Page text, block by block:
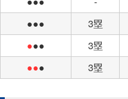
●●●
3塁
●●● 3塁
●●● 3塁